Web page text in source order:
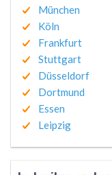
München
Köln
Frankfurt
Stuttgart
Düsseldorf
Dortmund
Essen
Leipzig